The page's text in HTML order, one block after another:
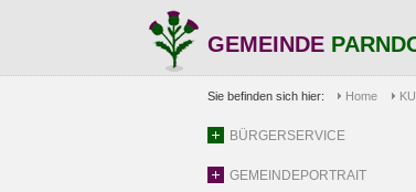
GEMEINDE
Sie befinden sich hier: Home
BÜRGERSERVICE
GEMEINDEPORTRAIT